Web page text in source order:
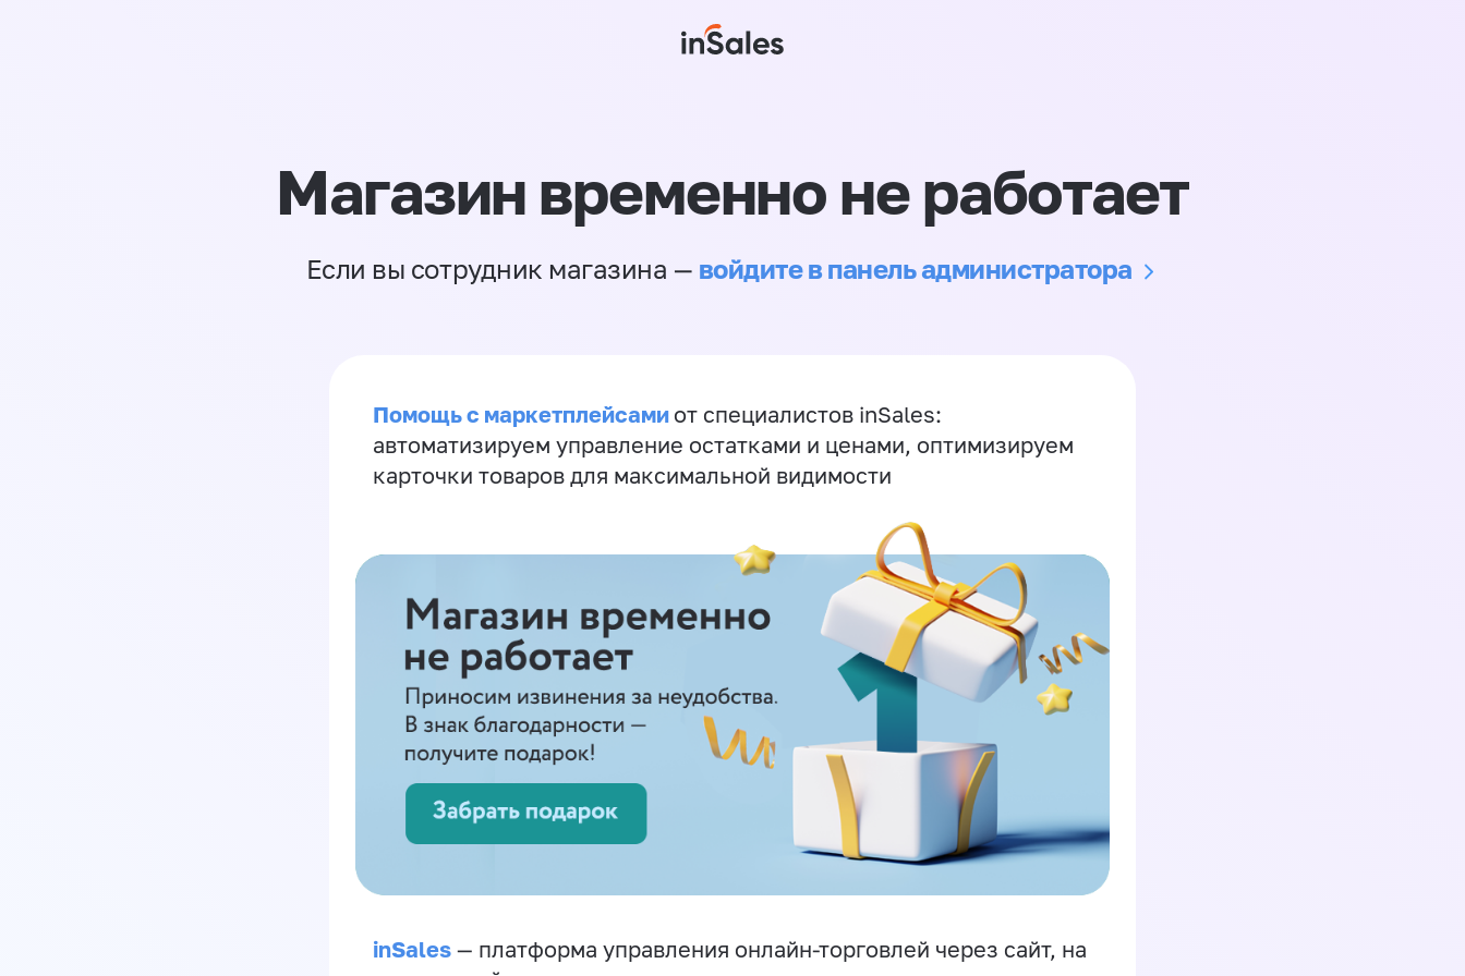
Магазин временно не работает
Если вы сотрудник магазина — войдите в панель администратора
Помощь с маркетплейсами от специалистов inSales:
автоматизируем управление остатками и ценами, оптимизируем
карточки товаров для максимальной видимости
inSales — платформа управления онлайн-торговлей через сайт, на